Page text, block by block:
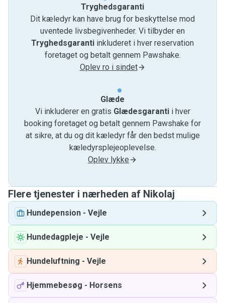
Tryghedsgaranti
Dit kæledyr kan have brug for beskyttelse mod
uventede livsbegivenheder. Vi tilbyder en
Tryghedsgaranti inkluderet i hver reservation
foretaget og betalt gennem Pawshake.
Oplev ro i sindet
Glæde
Vi inkluderer en gratis Glædesgarantii hver
booking foretaget og betalt gennem Pawshake for
at sikre, at du og dit kæledyr får den bedst mulige
kæledyrsplejeoplevelse.
Oplev lykke
Flere tjenester i nærheden af ​​Nikolaj
Hundepension - Vejle
Hundedagpleje - Vejle
Hundeluftning - Vejle
Hjemmebesøg - Horsens